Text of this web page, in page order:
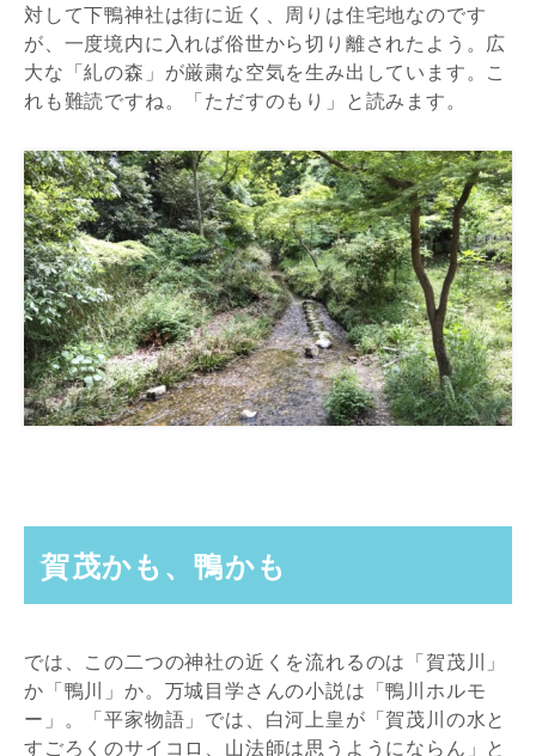
対して下鴨神社は街に近く、周りは住宅地なのです
が、一度境内に入れば俗世から切り離されたよう。広
大な「糺の森」が厳粛な空気を生み出しています。こ
れも難読ですね。「ただすのもり」と読みます。
賀茂かも、鴨かも
では、この二つの神社の近くを流れるのは「賀茂川」
か「鴨川」か。万城目学さんの小説は「鴨川ホルモ
ー」。「平家物語」では、白河上皇が「賀茂川の水と
すごろくのサイコロ、山法師は思うようにならん」と